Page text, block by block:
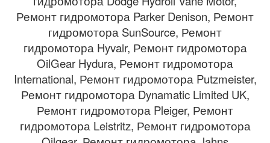
Ремонт гидромотора Parker Denison, Ремонт
гидромотора SunSource, Ремонт
гидромотора Hyvair, Ремонт гидромотора
OilGear Hydura, Ремонт гидромотора
International, Ремонт гидромотора Putzmeister,
Ремонт гидромотора Dynamatic Limited UK,
Ремонт гидромотора Pleiger, Ремонт
гидромотора Leistritz, Ремонт гидромотора